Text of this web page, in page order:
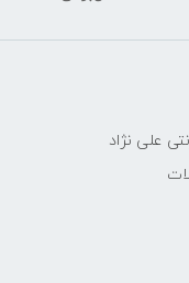
علی نژاد